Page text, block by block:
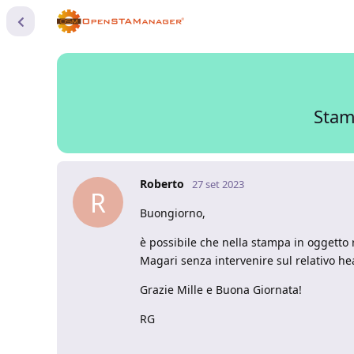
R
Roberto 27 set 2023
Buongiorno,
è possibile che nella stampa in
Magari senza intervenire sul relativo
Grazie Mille e Buona Giornata!
RG